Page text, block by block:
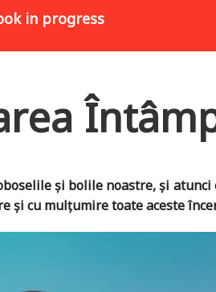
in progress
și bolile noastre, și
și cu mulțumire toate aceste